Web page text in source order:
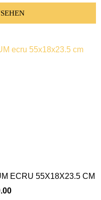
ECRU 55X18X23.5 CM